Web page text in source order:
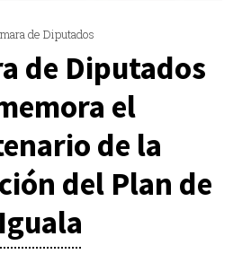
de Diputados
de Diputados
el
de la
del Plan de
Iguala